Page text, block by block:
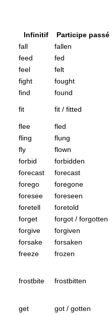
Infinitif Participe passé
fall
fallen
feed
fed
feel
felt
fight
fought
find
found
fit fit / fitted
flee
fled
fling
flung
fly
flown
forbid
forbidden
forecast
forecast
forego
foregone
foresee
foreseen
foretell
foretold
forget
forgot / forgotten
forgive
forgiven
forsake
forsaken
freeze
frozen
frostbite frostbitten
get
got / gotten